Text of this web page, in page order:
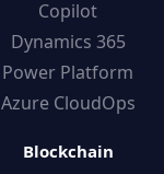
Copilot
Dynamics 365
Power Platform
Azure CloudOps
Blockchain